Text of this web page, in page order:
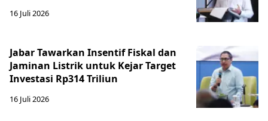
16 Juli 2026
Jabar Tawarkan Insentif Fiskal dan
Jaminan Listrik untuk Kejar Target
Investasi Rp314 Triliun
16 Juli 2026